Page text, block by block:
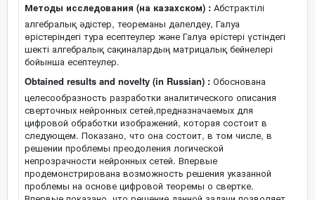
Методы исследования (на казахском) : Абстрактілі
алгебралық әдістер, теореманы дәлелдеу, Галуа
өрістеріндегі тура есептеулер және Галуа өрістері үстіндегі
шекті алгебралық сақиналардың матрицалық бейнелері
бойынша есептеулер.
Obtained results and novelty (in Russian) : Обоснована
целесообразность разработки аналитического описания
сверточных нейронных сетей,предназначаемых для
цифровой обработки изображений, которая состоит в
следующем. Показано, что она состоит, в том числе, в
решении проблемы преодоления логической
непрозрачности нейронных сетей. Впервые
продемонстрирована возможность решения указанной
проблемы на основе цифровой теоремы о свертке.